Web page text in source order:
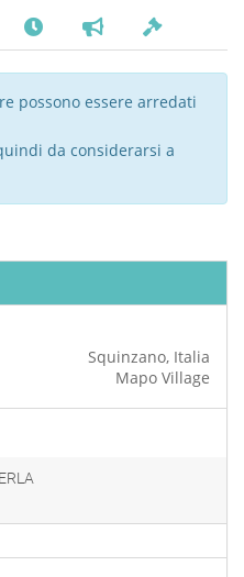
possono essere arredati
da considerarsi a
Squinzano, Italia
Mapo Village